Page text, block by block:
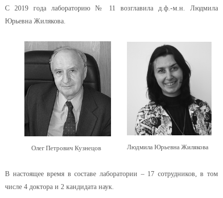
С 2019 года лабораторию № 11 возглавила д.ф.-м.н. Людмила
Юрьевна Жилякова.
Олег Петрович Кузнецов Людмила Юрьевна Жилякова
В настоящее время в составе лаборатории – 17 сотрудников, в том
числе 4 доктора и 2 кандидата наук.